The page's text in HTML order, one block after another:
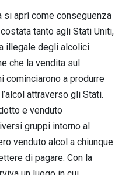
si aprì come conseguenza
tanto agli Stati Uniti,
illegale degli alcolici.
che la vendita sul
cominciarono a produrre
attraverso gli Stati.
e venduto
gruppi intorno al
venduto alcol a chiunque
di pagare. Con la